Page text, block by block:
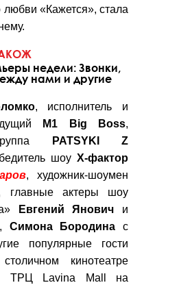
любви «Кажется», стала
недели: Звонки,
нами и другие
, исполнитель и
М1 Big Boss,
PATSYKI Z
шоу Х-фактор
, художник-шоумен
главные актеры шоу
Евгений Янович и
Симона Бородина с
популярные гости
кинотеатре
ТРЦ Lavina Mall на